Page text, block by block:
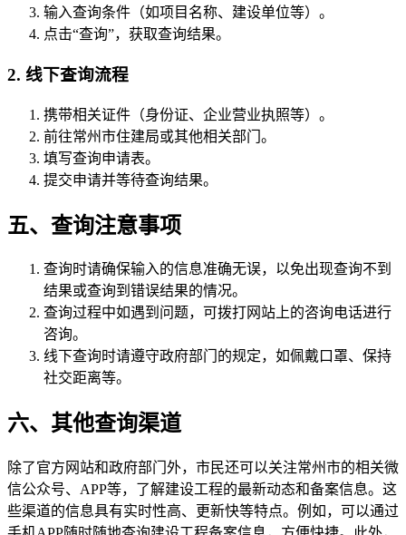
输入查询条件（如项目名称、建设单位等）。
点击“查询”，获取查询结果。
2. 线下查询流程
携带相关证件（身份证、企业营业执照等）。
前往常州市住建局或其他相关部门。
填写查询申请表。
提交申请并等待查询结果。
五、查询注意事项
查询时请确保输入的信息准确无误，以免出现查询不到
结果或查询到错误结果的情况。
查询过程中如遇到问题，可拨打网站上的咨询电话进行
咨询。
线下查询时请遵守政府部门的规定，如佩戴口罩、保持
社交距离等。
六、其他查询渠道
除了官方网站和政府部门外，市民还可以关注常州市的相关微
信公众号、APP等，了解建设工程的最新动态和备案信息。这
些渠道的信息具有实时性高、更新快等特点。例如，可以通过